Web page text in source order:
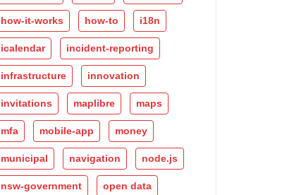
how-it-works how-to i18n
icalendar incident-reporting
infrastructure innovation
invitations maplibre maps
mfa mobile-app money
municipal navigation node.js
nsw-government open data